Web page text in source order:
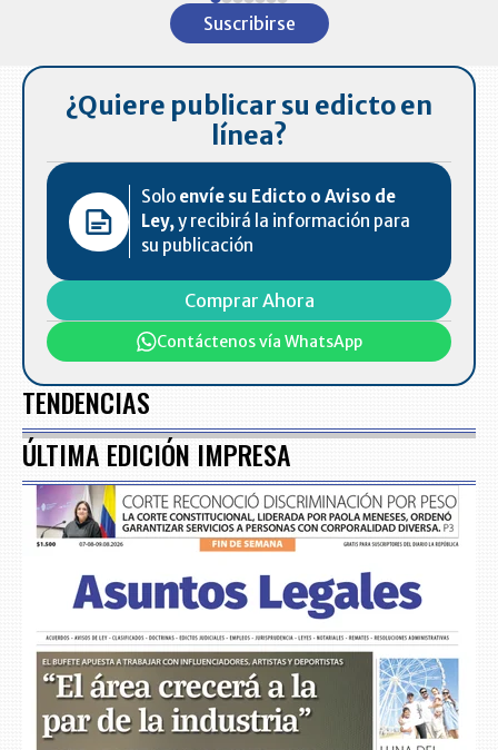
Suscribirse
¿Quiere publicar su edicto en
línea?
Solo envíe su Edicto o Aviso de
Ley,y recibirá la información para
su publicación
Comprar Ahora
Contáctenos vía WhatsApp
TENDENCIAS
ÚLTIMA EDICIÓN IMPRESA